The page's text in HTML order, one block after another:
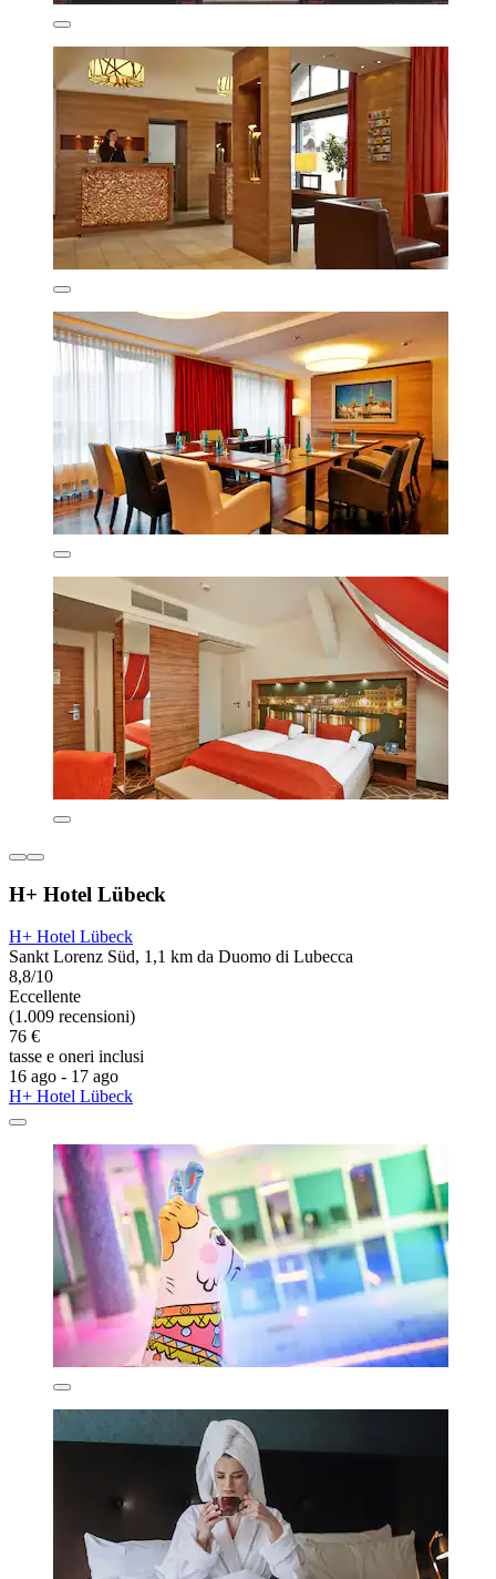
H+ Hotel Lübeck
H+ Hotel Lübeck
Sankt Lorenz Süd, 1,1 km da Duomo di Lubecca
8,8/10
Eccellente
(1.009 recensioni)
76 €
tasse e oneri inclusi
16 ago - 17 ago
H+ Hotel Lübeck